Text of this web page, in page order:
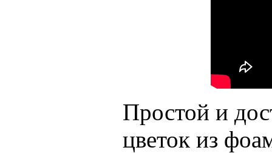
Простой и
цветок из